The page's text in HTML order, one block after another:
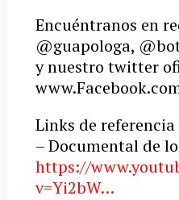
Encuéntranos en
@guapologa,
y nuestro twitter
Links de
– Documental de
https://
v=Yi2bW…